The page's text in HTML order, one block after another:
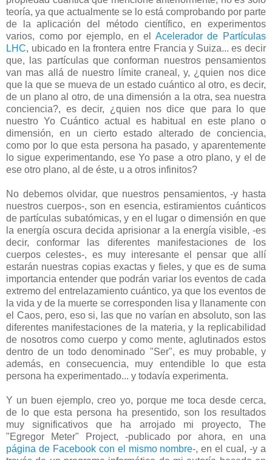
teoría, ya que actualmente se lo está comprobando por parte
de la aplicación del método científico, en experimentos
varios, como por ejemplo, en el Acelerador de Partículas
LHC, ubicado en la frontera entre Francia y Suiza... es decir
que, las partículas que conforman nuestros pensamientos
van mas allá de nuestro límite craneal, y, ¿quien nos dice
que la que se mueva de un estado cuántico al otro, es decir,
de un plano al otro, de una dimensión a la otra, sea nuestra
conciencia?, es decir, ¿quien nos dice que para lo que
nuestro Yo Cuántico actual es habitual en este plano o
dimensión, en un cierto estado alterado de conciencia,
como por lo que esta persona ha pasado, y aparentemente
lo sigue experimentando, ese Yo pase a otro plano, y el de
ese otro plano, al de éste, u a otros infinitos?
No debemos olvidar, que nuestros pensamientos, -y hasta
nuestros cuerpos-, son en esencia, estiramientos cuánticos
de partículas subatómicas, y en el lugar o dimensión en que
la energía oscura decida aprisionar a la energía visible, -es
decir, conformar las diferentes manifestaciones de los
cuerpos celestes-, es muy interesante el pensar que allí
estarán nuestras copias exactas y fieles, y que es de suma
importancia entender que podrán variar los eventos de cada
extremo del entrelazamiento cuántico, ya que los eventos de
la vida y de la muerte se corresponden lisa y llanamente con
el Caos, pero, eso si, las que no varían en absoluto, son las
diferentes manifestaciones de la materia, y la replicabilidad
de nosotros como cuerpo y como mente, aglutinados estos
dentro de un todo denominado "Ser", es muy probable, y
además, en consecuencia, muy entendible lo que esta
persona ha experimentado... y todavía experimenta.
Y un buen ejemplo, creo yo, porque me toca desde cerca,
de lo que esta persona ha presentido, son los resultados
muy significativos que ha arrojado mi proyecto, The
"Egregor Meter" Project, -publicado por ahora, en una
página de Facebook con el mismo nombre-, en el cual, -y a